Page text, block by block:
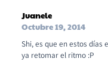
Juanele
Octubre 19, 2014
Shi, es que en estos días
ya retomar el ritmo :P